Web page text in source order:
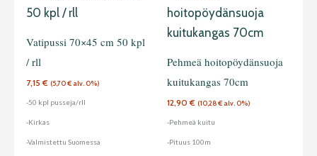
Vatipussi 70×45 cm 50 kpl
/ rll
7,15€ (5,70€ alv. 0%)
-50 kpl pusseja/rll
-Kirkas
-Valmistettu Suomessa
Pehmeä hoitopöydänsuoja
kuitukangas 70cm
12,90€ (10,28€ alv. 0%)
-Pehmeä kuitu
-Pituus 100m